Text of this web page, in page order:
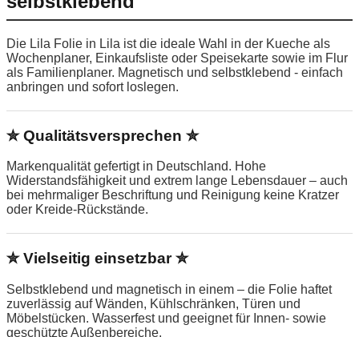
Die Lila Folie in Lila ist die ideale Wahl in der Kueche als
Wochenplaner, Einkaufsliste oder Speisekarte sowie im Flur
als Familienplaner. Magnetisch und selbstklebend - einfach
anbringen und sofort loslegen.
✮ Qualitätsversprechen ✮
Markenqualität gefertigt in Deutschland. Hohe
Widerstandsfähigkeit und extrem lange Lebensdauer – auch
bei mehrmaliger Beschriftung und Reinigung keine Kratzer
oder Kreide-Rückstände.
✮ Vielseitig einsetzbar ✮
Selbstklebend und magnetisch in einem – die Folie haftet
zuverlässig auf Wänden, Kühlschränken, Türen und
Möbelstücken. Wasserfest und geeignet für Innen- sowie
geschützte Außenbereiche.